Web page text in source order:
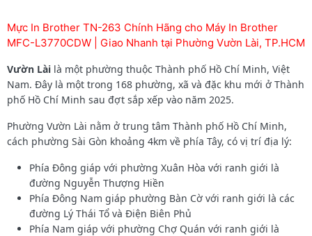
Mực In Brother TN-263 Chính Hãng cho Máy In Brother
MFC-L3770CDW | Giao Nhanh tại Phường Vườn Lài, TP.HCM
Vườn Lài là một phường thuộc Thành phố Hồ Chí Minh, Việt
Nam. Đây là một trong 168 phường, xã và đặc khu mới ở Thành
phố Hồ Chí Minh sau đợt sắp xếp vào năm 2025.
Phường Vườn Lài nằm ở trung tâm Thành phố Hồ Chí Minh,
cách phường Sài Gòn khoảng 4km về phía Tây, có vị trí địa lý:
Phía Đông giáp với phường Xuân Hòa với ranh giới là
đường Nguyễn Thượng Hiền
Phía Đông Nam giáp phường Bàn Cờ với ranh giới là các
đường Lý Thái Tổ và Điện Biên Phủ
Phía Nam giáp với phường Chợ Quán với ranh giới là